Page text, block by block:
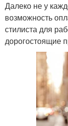
Далеко не у
возможность
стилиста для
дорогостоящие